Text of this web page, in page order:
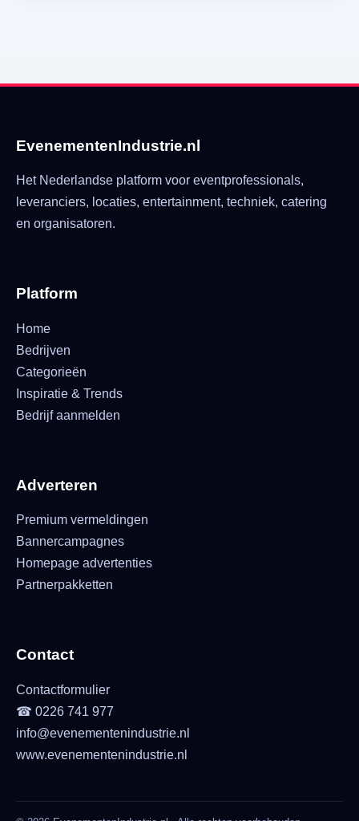
EvenementenIndustrie.nl
Het Nederlandse platform voor eventprofessionals,
leveranciers, locaties, entertainment, techniek, catering
en organisatoren.
Platform
Home
Bedrijven
Categorieën
Inspiratie & Trends
Bedrijf aanmelden
Adverteren
Premium vermeldingen
Bannercampagnes
Homepage advertenties
Partnerpakketten
Contact
Contactformulier
☎ 0226 741 977
info@evenementenindustrie.nl
www.evenementenindustrie.nl